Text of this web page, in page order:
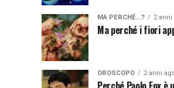
MA PERCHÉ...? 2 anni
Ma perché i fiori
OROSCOPO 2 anni